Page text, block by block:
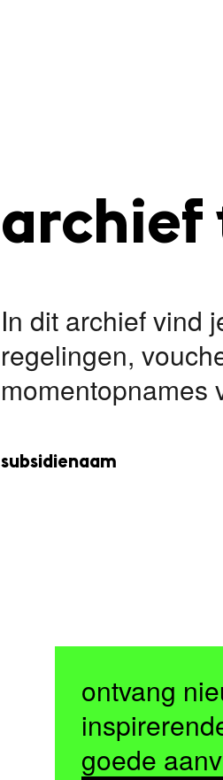
archief
In dit archief vind
regelingen,
momentopnames
subsidienaam
ontvang
goede